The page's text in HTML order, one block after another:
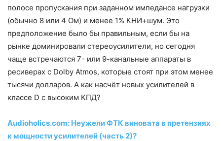
полосе пропускания при заданном импедансе нагрузки
(обычно 8 или 4 Ом) и менее 1% КНИ+шум. Это
предположение было бы правильным, если бы на
рынке доминировали стереоусилители, но сегодня
чаще встречаются 7- или 9-канальные аппараты в
ресиверах с Dolby Atmos, которые стоят при этом менее
тысячи долларов. А как насчёт новых усилителей в
классе D с высоким КПД?
Audioholics.com: Неужели ФТК виновата в претензиях
к мощности усилителей (часть 2)?